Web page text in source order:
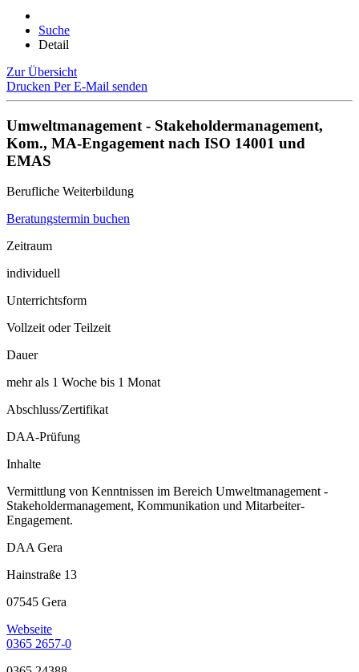
Suche
Detail
Zur Übersicht
Drucken Per E-Mail senden
Umweltmanagement - Stakeholdermanagement,
Kom., MA-Engagement nach ISO 14001 und
EMAS
Berufliche Weiterbildung
Beratungstermin buchen
Zeitraum
individuell
Unterrichtsform
Vollzeit oder Teilzeit
Dauer
mehr als 1 Woche bis 1 Monat
Abschluss/Zertifikat
DAA-Prüfung
Inhalte
Vermittlung von Kenntnissen im Bereich Umweltmanagement -
Stakeholdermanagement, Kommunikation und Mitarbeiter-
Engagement.
DAA Gera
Hainstraße 13
07545 Gera
Webseite
0365 2657-0